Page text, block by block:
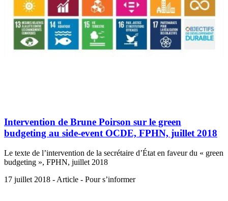
Intervention de Brune Poirson sur le green
budgeting au side-event OCDE, FPHN, juillet 2018
Le texte de l’intervention de la secrétaire d’État en faveur du « green
budgeting », FPHN, juillet 2018
17 juillet 2018 - Article - Pour s’informer